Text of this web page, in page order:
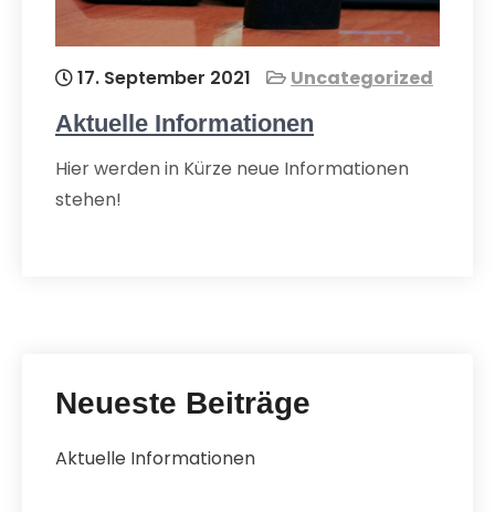
17. September 2021 Uncategorized
Aktuelle Informationen
Hier werden in Kürze neue Informationen
stehen!
Neueste Beiträge
Aktuelle Informationen